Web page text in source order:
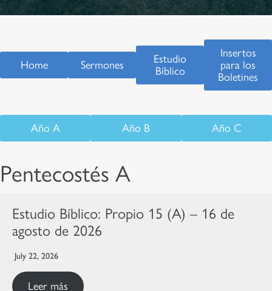
Home Sermones
Estudio
Bíblico
Insertos
para los
Boletines
Año A Año B Año C
Pentecostés A
Estudio Bíblico: Propio 15 (A) – 16 de
agosto de 2026
July 22, 2026
Leer más